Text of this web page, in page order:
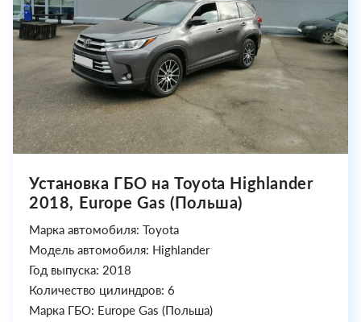
Установка ГБО на Toyota Highlander
2018, Europe Gas (Польша)
Марка автомобиля: Toyota
Модель автомобиля: Highlander
Год выпуска: 2018
Количество цилиндров: 6
Марка ГБО: Europe Gas (Польша)